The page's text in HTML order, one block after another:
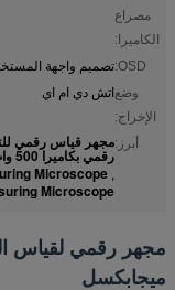
مصراع
الكاميرا:
OSD: تصميم واجهة
وضع
الإخراج:
اتش دي ام اي
أبرز:
رقمي بكاميرا 500 وات
,
Microscope
Microscope
ميجابكسل